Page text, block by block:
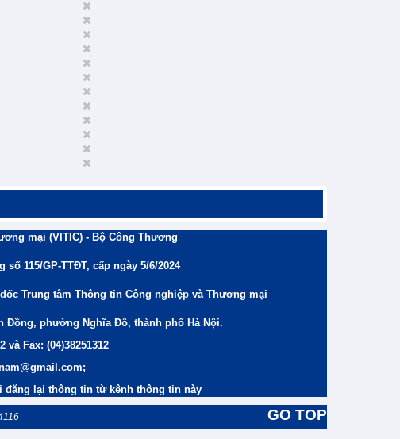
mại (VITIC) - Bộ Công Thương
115/GP-TTĐT, cấp ngày 5/6/2024
Trung tâm Thông tin Công nghiệp và Thương mại
Đồng, phường Nghĩa Đô, thành phố Hà Nội.
và Fax: (04)38251312
đăng lại thông tin từ kênh thông tin này
GO TOP